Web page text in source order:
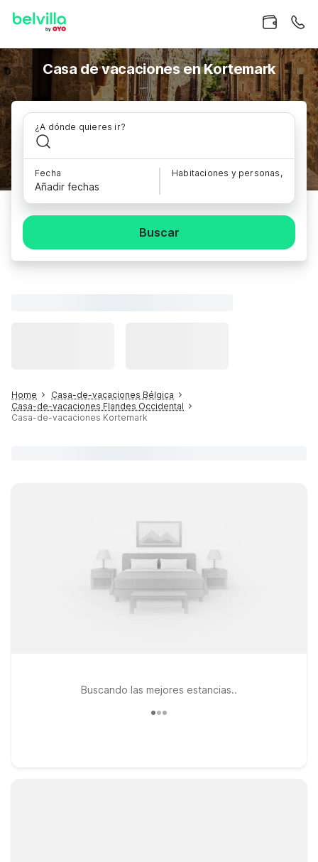
Casa de vacaciones en Kortemark
¿A dónde quieres ir?
Fecha
Añadir fechas
Habitaciones y personas,
Buscar
Home
Casa-de-vacaciones Bélgica
Casa-de-vacaciones Flandes Occidental
Casa-de-vacaciones Kortemark
Buscando las mejores estancias..